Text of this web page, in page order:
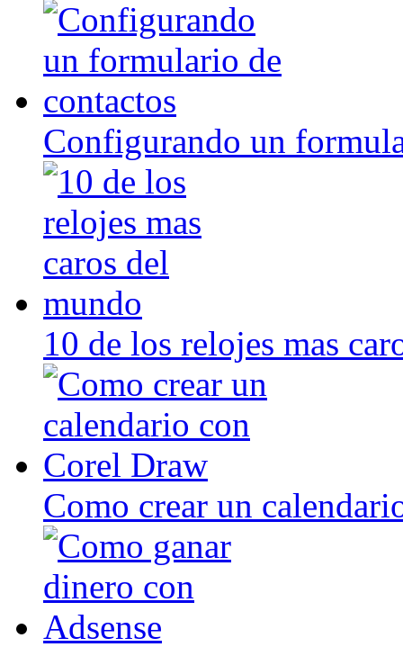
Configurando un
10 de los relojes mas
Como crear un